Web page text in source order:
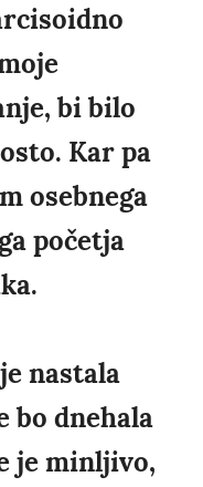
bi bilo
Kar pa
osebnega
početja
nastala
bo dnehala
je minljivo,